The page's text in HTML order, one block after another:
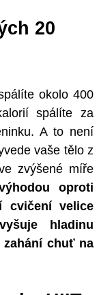
20
okolo 400
spálíte za
A to není
vaše tělo z
zvýšené míře
oproti
cvičení velice
hladinu
zahání chuť na